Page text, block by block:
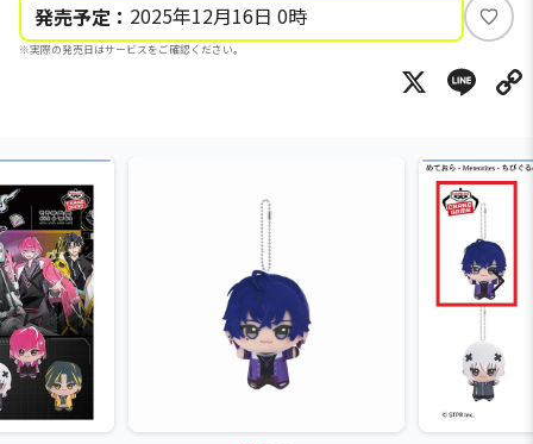
発売予定： 2025年12月16日 0時
※実際の発売日はサービスをご確認ください。
い
ね
X